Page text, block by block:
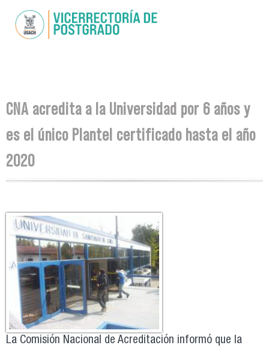
main
You are here
CNA acredita a la Universidad por 6 años y
es el único Plantel certificado hasta el año
2020
La Comisión Nacional de Acreditación informó que la